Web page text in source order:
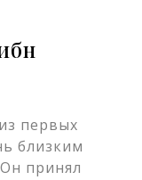
первых
близким
принял